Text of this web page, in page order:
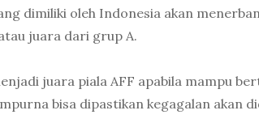
dimiliki oleh Indonesia akan
juara dari grup A.
juara piala AFF apabila mampu
bisa dipastikan kegagalan akan